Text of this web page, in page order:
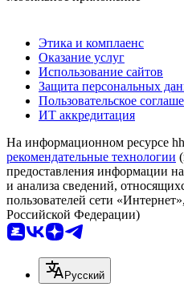
Этика и комплаенс
Оказание услуг
Использование сайтов
Защита персональных
Пользовательское
ИТ аккредитация
На информационном ресурсе
рекомендательные технологии
предоставления информации
и анализа сведений,
пользователей сети
Российской Федерации)
Русский